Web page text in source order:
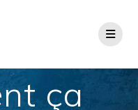
ça